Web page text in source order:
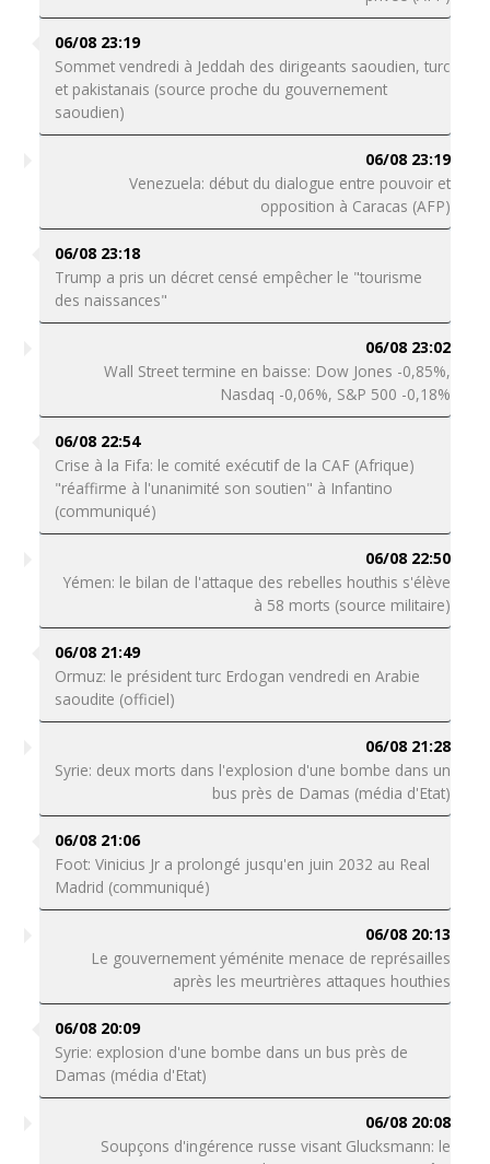
06/08 23:19
Sommet vendredi à Jeddah des dirigeants saoudien, turc
et pakistanais (source proche du gouvernement
saoudien)
06/08 23:19
Venezuela: début du dialogue entre pouvoir et
opposition à Caracas (AFP)
06/08 23:18
Trump a pris un décret censé empêcher le "tourisme
des naissances"
06/08 23:02
Wall Street termine en baisse: Dow Jones -0,85%,
Nasdaq -0,06%, S&P 500 -0,18%
06/08 22:54
Crise à la Fifa: le comité exécutif de la CAF (Afrique)
"réaffirme à l'unanimité son soutien" à Infantino
(communiqué)
06/08 22:50
Yémen: le bilan de l'attaque des rebelles houthis s'élève
à 58 morts (source militaire)
06/08 21:49
Ormuz: le président turc Erdogan vendredi en Arabie
saoudite (officiel)
06/08 21:28
Syrie: deux morts dans l'explosion d'une bombe dans un
bus près de Damas (média d'Etat)
06/08 21:06
Foot: Vinicius Jr a prolongé jusqu'en juin 2032 au Real
Madrid (communiqué)
06/08 20:13
Le gouvernement yéménite menace de représailles
après les meurtrières attaques houthies
06/08 20:09
Syrie: explosion d'une bombe dans un bus près de
Damas (média d'Etat)
06/08 20:08
Soupçons d'ingérence russe visant Glucksmann: le